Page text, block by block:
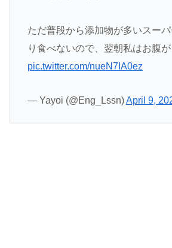
ただ普段から添加物が多いスー
り食べないので、翌朝私はお腹
pic.twitter.com/nueN7IA0ez
— Yayoi (@Eng_Lssn)April 9,